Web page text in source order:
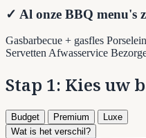
✓ Al onze BBQ menu's
Gasbarbecue + gasfles
Servetten Afwasservice
Stap 1: Kies uw
Budget Premium
Luxe
Wat is het verschil?